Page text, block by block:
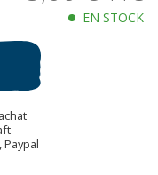
EN STOCK
Paypal